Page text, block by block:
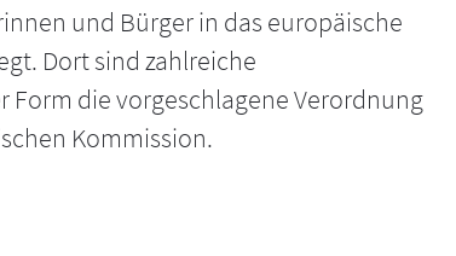
und Bürger in das europäische
Dort sind zahlreiche
die vorgeschlagene Verordnung
Kommission.